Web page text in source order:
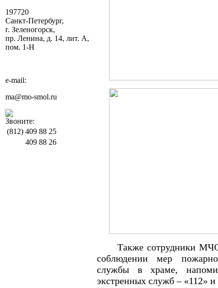
197720
Санкт-Петербург,
г. Зеленогорск,
пр. Ленина, д. 14, лит. А,
пом. 1-Н
e-mail:
ma@mo-smol.ru
Звоните:
(812) 409 88 25
409 88 26
Также сотрудники
соблюдении мер
службы в храме,
экстренных служб – «112»